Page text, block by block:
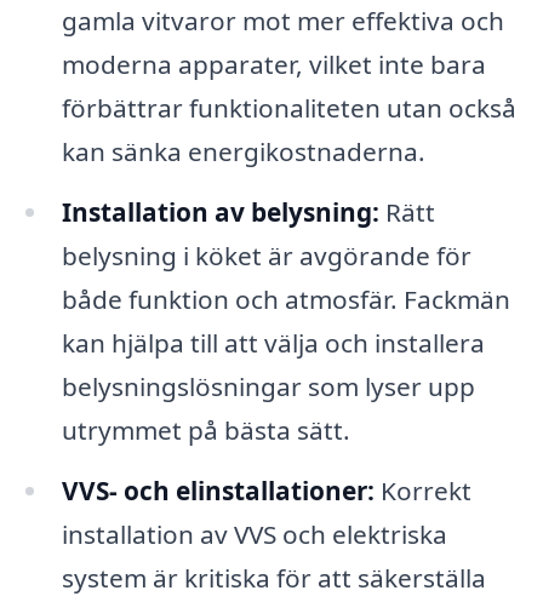
gamla vitvaror mot mer effektiva och
moderna apparater, vilket inte bara
förbättrar funktionaliteten utan också
kan sänka energikostnaderna.
Installation av belysning: Rätt
belysning i köket är avgörande för
både funktion och atmosfär. Fackmän
kan hjälpa till att välja och installera
belysningslösningar som lyser upp
utrymmet på bästa sätt.
VVS- och elinstallationer: Korrekt
installation av VVS och elektriska
system är kritiska för att säkerställa